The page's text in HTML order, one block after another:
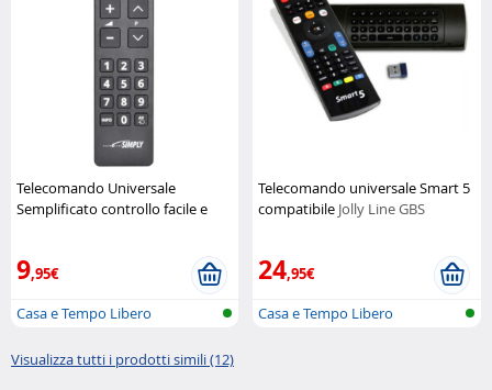
Telecomando Universale
Semplificato controllo facile e
9,95€
Casa e Tempo Libero
Telecomando universale Smart 5
compatibile Jolly Line GBS
24,95€
Casa e Tempo Libero
Visualizza tutti i prodotti simili (12)